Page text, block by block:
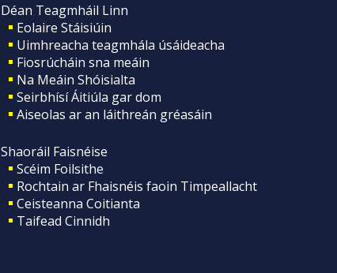
Déan Teagmháil Linn
Eolaire Stáisiúin
Uimhreacha teagmhála úsáideacha
Fiosrúcháin sna meáin
Na Meáin Shóisialta
Seirbhísí Áitiúla gar dom
Aiseolas ar an láithreán gréasáin
Shaoráil Faisnéise
Scéim Foilsithe
Rochtain ar Fhaisnéis faoin Timpeallacht
Ceisteanna Coitianta
Taifead Cinnidh